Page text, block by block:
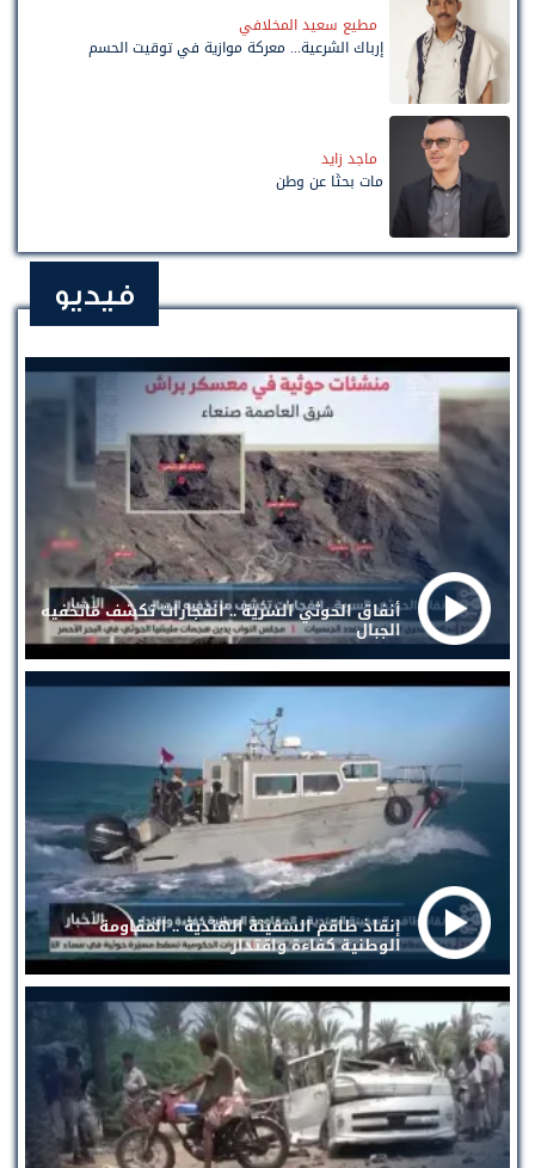
مطيع سعيد المخلافي
إرباك الشرعية... معركة موازية في توقيت الحسم
ماجد زايد
مات بحثًا عن وطن
فيديو
أنفاق الحوثي السرية .. انفجارات تكشف ماتخفيه
الجبال
إنقاذ طاقم السفينة الهندية .. المقاومة
الوطنية كفاءة واقتدار